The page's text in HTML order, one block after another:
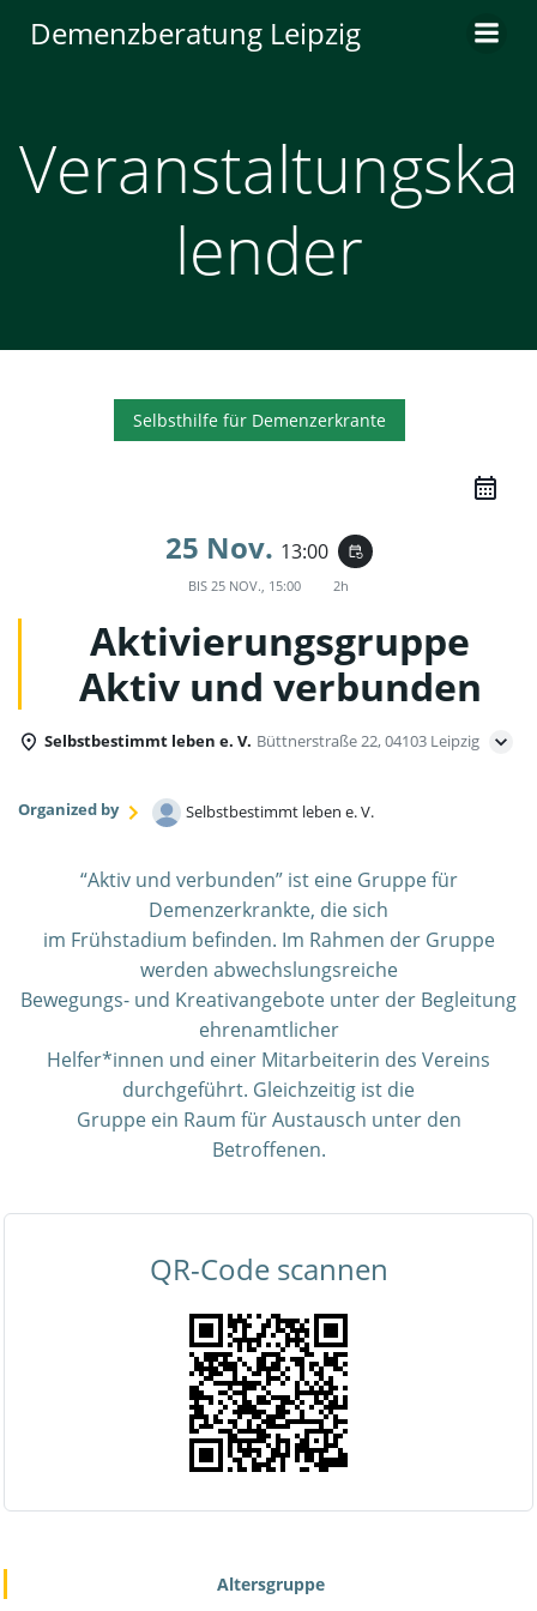
Inhalt
Demenzberatung Leipzig
Veranstaltungska
lender
Selbsthilfe für Demenzerkrante
25 Nov. 13:00 event_repeat
BIS 25 NOV., 15:00 2h
Aktivierungsgruppe
Aktiv und verbunden
Selbstbestimmt leben e. V. Büttnerstraße 22, 04103 Leipzig
Organized by Selbstbestimmt leben e. V.
“Aktiv und verbunden” ist eine Gruppe für
Demenzerkrankte, die sich
im Frühstadium befinden. Im Rahmen der Gruppe
werden abwechslungsreiche
Bewegungs- und Kreativangebote unter der Begleitung
ehrenamtlicher
Helfer*innen und einer Mitarbeiterin des Vereins
durchgeführt. Gleichzeitig ist die
Gruppe ein Raum für Austausch unter den
Betroffenen.
QR-Code scannen
Altersgruppe